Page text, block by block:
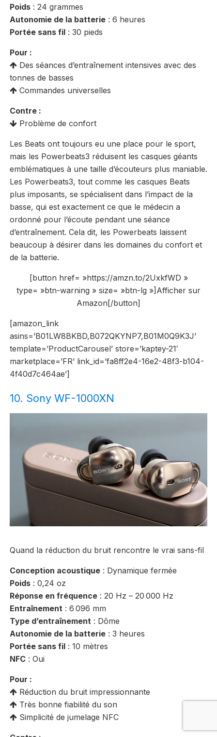
Poids : 24 grammes
Autonomie de la batterie : 6 heures
Portée sans fil : 30 pieds
Pour :
Des séances d’entraînement intensives avec des
tonnes de basses
Commandes universelles
Contre :
Problème de confort
Les Beats ont toujours eu une place pour le sport,
mais les Powerbeats3 réduisent les casques géants
emblématiques à une taille d’écouteurs plus maniable.
Les Powerbeats3, tout comme les casques Beats
plus imposants, se spécialisent dans l’impact de la
basse, qui est exactement ce que le médecin a
ordonné pour l’écoute pendant une séance
d’entraînement. Cela dit, les Powerbeats laissent
beaucoup à désirer dans les domaines du confort et
de la batterie.
[button href= »https://amzn.to/2UxkfWD »
type= »btn-warning » size= »btn-lg »]Afficher sur
Amazon[/button]
[amazon_link
asins=’B01LW8BKBD,B072QKYNP7,B01M0Q9K3J’
template=’ProductCarousel’ store=’kaptey-21′
marketplace=’FR’ link_id=’fa8ff2e4-16e2-48f3-b104-
4f40d7c464ae’]
10. Sony WF-1000XN
Quand la réduction du bruit rencontre le vrai sans-fil
Conception acoustique : Dynamique fermée
Poids : 0,24 oz
Réponse en fréquence : 20 Hz – 20 000 Hz
Entraînement : 6 096 mm
Type d’entraînement : Dôme
Autonomie de la batterie : 3 heures
Portée sans fil : 10 mètres
NFC : Oui
Pour :
Réduction du bruit impressionnante
Très bonne fiabilité du son
Simplicité de jumelage NFC